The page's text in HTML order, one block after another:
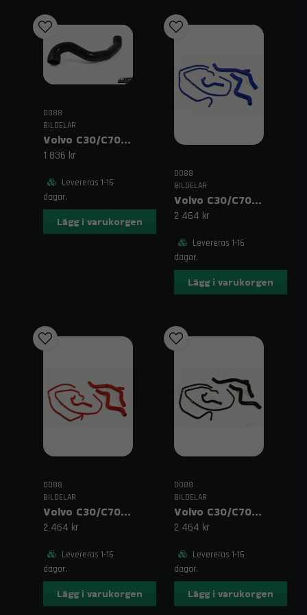
intercooler, Volvo C30 silikonslangar, Volvo V50 kylare
aluminium, Volvo P1 renovering
English keywords:do88 Volvo C30 performance, Volvo V50
upgrades, Volvo S40 P1 performance parts, Volvo C70 P1 silicone
hoses, Volvo P1 intercooler upgrade, Volvo V50 restoration
DO88
BILDELAR
Volvo C30/C70/V50/S40 2.0D (04–10) Utloppsslang Intercooler Svart
1 836 kr
Levereras 1-16
dagar.
Lägg i varukorgen
DO88
BILDELAR
Volvo C30/C70/S40/V50 Turbo (04–13) Kylarslangar Blå
2 464 kr
Levereras 1-16
dagar.
Lägg i varukorgen
DO88
BILDELAR
Volvo C30/C70/S40/V50 Turbo (04–13) Kylarslangar Röd
2 464 kr
Levereras 1-16
dagar.
Lägg i varukorgen
DO88
BILDELAR
Volvo C30/C70/S40/V50 Turbo (04–13) Kylarslangar Svart
2 464 kr
Levereras 1-16
dagar.
Lägg i varukorgen